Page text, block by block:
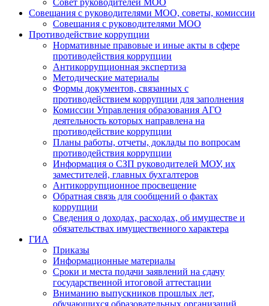
Совет руководителей МОО
Совещания с руководителями МОО, советы, комиссии
Совещания с руководителями МОО
Противодействие коррупции
Нормативные правовые и иные акты в сфере
противодействия коррупции
Антикоррупционная экспертиза
Методические материалы
Формы документов, связанных с
противодействием коррупции для заполнения
Комиссии Управления образования АГО
деятельность которых направлена на
противодействие коррупции
Планы работы, отчеты, доклады по вопросам
противодействия коррупции
Информация о СЗП руководителей МОУ, их
заместителей, главных бухгалтеров
Антикоррупционное просвещение
Обратная связь для сообщений о фактах
коррупции
Сведения о доходах, расходах, об имуществе и
обязательствах имущественного характера
ГИА
Приказы
Информационные материалы
Сроки и места подачи заявлений на сдачу
государственной итоговой аттестации
Вниманию выпускников прошлых лет,